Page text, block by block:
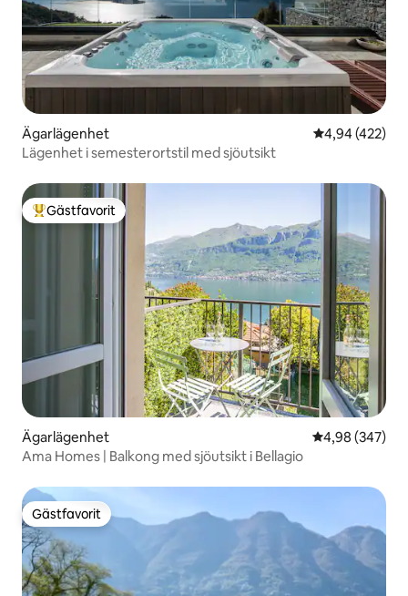
Ägarlägenhet 4,94 av 5 i
4,94 (422)
Lägenhet i semesterortstil med sjöutsikt
Populär gästfavorit
Gästfavorit
Ägarlägenhet 4,98 av 5 i
4,98 (347)
Ama Homes | Balkong med sjöutsikt i Bellagio
Gästfavorit
Gästfavorit